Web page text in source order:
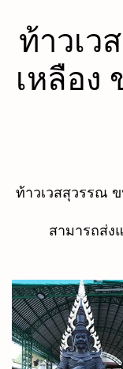
ท้าวเว
เหลือง
ท้าวเวสสุวรรณ ข
สามารถส่ง